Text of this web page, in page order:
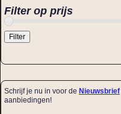
Filter op prijs
Filter
Schrijf je nu in voor de Nieuwsbrief
aanbiedingen!